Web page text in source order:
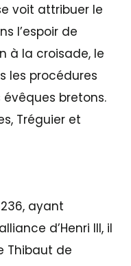
voit attribuer le
l’espoir de
à la croisade, le
les procédures
bretons.
Tréguier et
ayant
d’Henri III, il
Thibaut de